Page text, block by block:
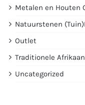
Metalen en Houten
Natuurstenen
Outlet
Traditionele
Uncategorized